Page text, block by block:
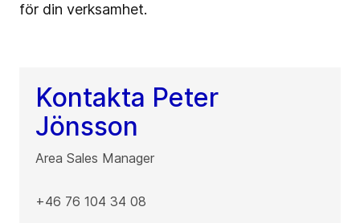
för din verksamhet.
Kontakta Peter
Jönsson
Area Sales Manager
+46 76 104 34 08